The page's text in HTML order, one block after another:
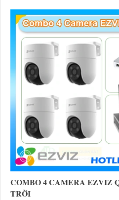
COMBO 4 CAMERA EZVIZ
TRỜI